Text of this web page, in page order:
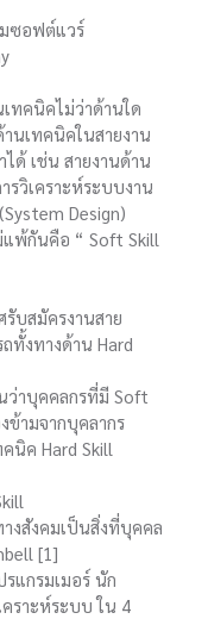
มซอฟต์แวร์
คนิคไม่ว่าด้านใด
นเทคนิคในสายงาน
ได้ เช่น สายงานด้าน
รวิเคราะห์ระบบงาน
Design)
พ้กันคือ “ Soft Skill
บสมัครงานสาย
ทั้งทางด้าน Hard
ว่าบุคคลกรที่มี Soft
ข้ามจากบุคลากร
นิค Hard Skill
งสังคมเป็นสิ่งที่บุคคล
[1]
แกรมเมอร์ นัก
ราะห์ระบบ ใน 4